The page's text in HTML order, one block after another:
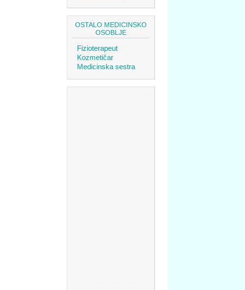
OSTALO MEDICINSKO
OSOBLJE
Fizioterapeut
Kozmetičar
Medicinska sestra